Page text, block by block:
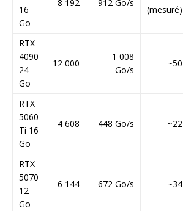
16
Go
8 192 912 Go/s
(mesuré)
RTX
4090
24
Go
12 000
1 008
Go/s
~50
RTX
5060
Ti 16
Go
4 608 448 Go/s ~22
RTX
5070
12
Go
6 144 672 Go/s ~34